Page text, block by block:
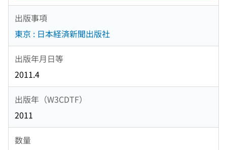
出版事項
東京 : 日本経済新聞出版社
出版年月日等
2011.4
出版年（W3CDTF）
2011
数量